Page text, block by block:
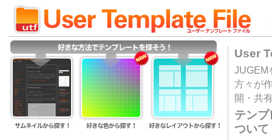
User
JUGEM
方々が
開・共
テン
ついて